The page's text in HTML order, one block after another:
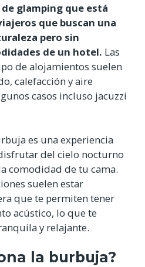
glamping que está
que buscan una
pero sin
de un hotel. Las
de alojamientos suelen
calefacción y aire
casos incluso jacuzzi
es una experiencia
del cielo nocturno
comodidad de tu cama.
suelen estar
que te permiten tener
acústico, lo que te
y relajante.
la burbuja?